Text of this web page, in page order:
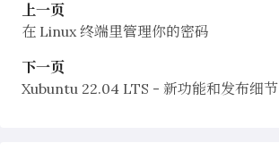
上一页
在 Linux 终端里管理你的密码
下一页
Xubuntu 22.04 LTS - 新功能和发布细节